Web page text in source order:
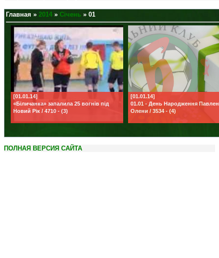
Главная » 2014 » Січень » 01
[01.01.14]
«Біличанка» запалила 25 вогнів під
Новий Рік / 4710 - (3)
[01.01.14]
01.01 - День Народження
Олени / 3534 - (4)
ПОЛНАЯ ВЕРСИЯ САЙТА